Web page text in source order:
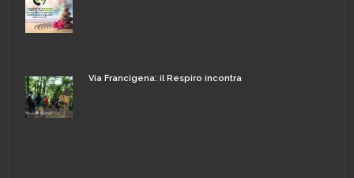
Via Francigena: il Respiro incontra